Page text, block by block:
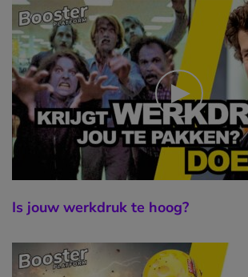
Is jouw werkdruk te hoog?